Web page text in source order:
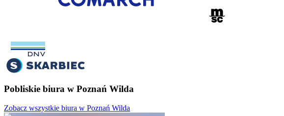
Pobliskie biura w Poznań Wilda
Zobacz wszystkie biura w Poznań Wilda